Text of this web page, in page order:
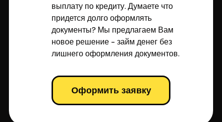
выплату по кредиту. Думаете что
придется долго оформлять
документы? Мы предлагаем Вам
новое решение - займ денег без
лишнего оформления документов.
Оформить заявку